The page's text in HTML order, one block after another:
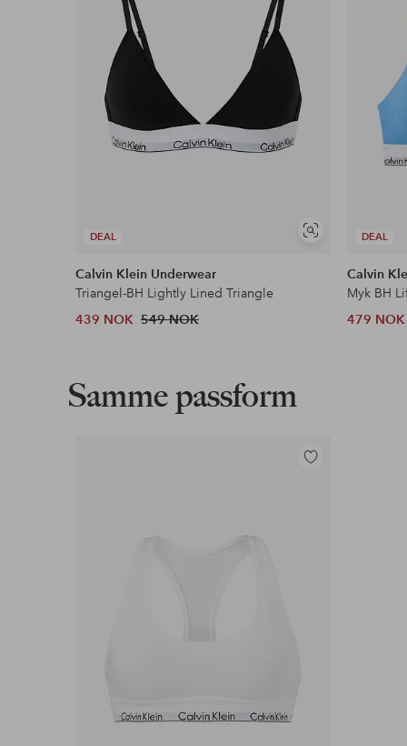
DEAL
Vis
Calvin Klein Underwear
Triangel-BH Lightly Lined Triangle
439 NOK 549 NOK
DEAL
Calvin
Myk BH
479 NOK
Samme passform
Legg